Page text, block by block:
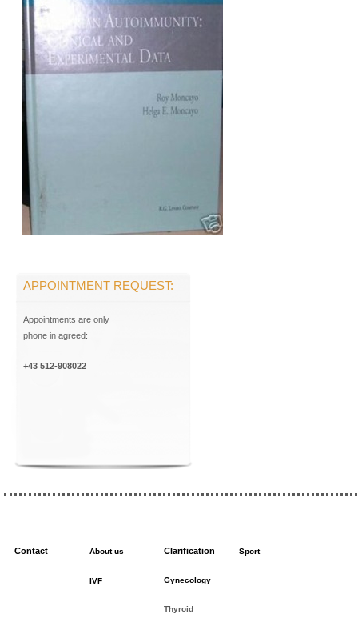
APPOINTMENT REQUEST:
Appointments are only
phone in agreed:
+43 512-908022
Contact About us
IVF
Clarification
Gynecology
Thyroid
Sport